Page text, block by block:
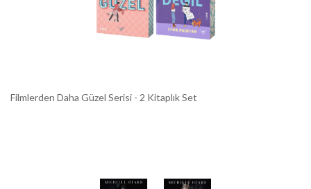
Filmlerden Daha Güzel Serisi - 2 Kitaplık Set